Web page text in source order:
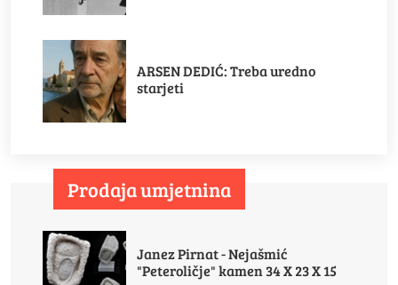
ARSEN DEDIĆ: Treba uredno
starjeti
Prodaja umjetnina
Janez Pirnat - Nejašmić
"Peteroličje" kamen 34 X 23 X 15